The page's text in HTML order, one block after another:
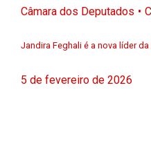
Câmara dos Deputados
Jandira Feghali é a nova líder
5 de fevereiro de 2026